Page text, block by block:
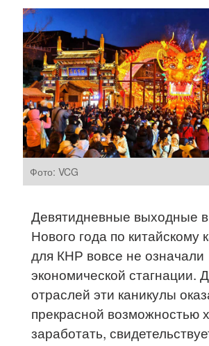
Фото: VCG
Девятидневные выходные в
Нового года по китайскому
для КНР вовсе не означали
экономической стагнации.
отраслей эти каникулы
прекрасной возможностью
заработать,